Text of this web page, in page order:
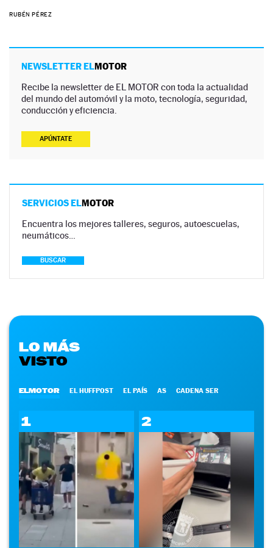
RUBÉN PÉREZ
NEWSLETTER ELMOTOR
Recibe la newsletter de EL MOTOR con toda la actualidad
del mundo del automóvil y la moto, tecnología, seguridad,
conducción y eficiencia.
APÚNTATE
SERVICIOS ELMOTOR
Encuentra los mejores talleres, seguros, autoescuelas,
neumáticos…
BUSCAR
LO MÁS
VISTO
ELMOTOR EL HUFFPOST EL PAÍS AS CADENA SER
1 2